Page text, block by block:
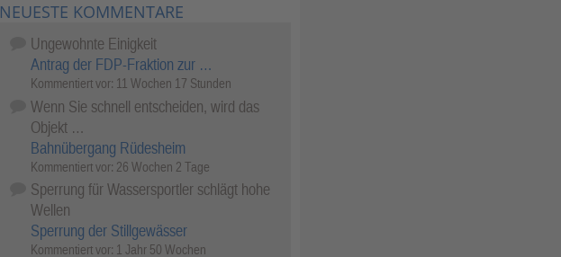
NEUESTE KOMMENTARE
Ungewohnte Einigkeit
Antrag der FDP-Fraktion zur …
Kommentiert vor: 11 Wochen 17 Stunden
Wenn Sie schnell entscheiden, wird das
Objekt …
Bahnübergang Rüdesheim
Kommentiert vor: 26 Wochen 2 Tage
Sperrung für Wassersportler schlägt hohe
Wellen
Sperrung der Stillgewässer
Kommentiert vor: 1 Jahr 50 Wochen